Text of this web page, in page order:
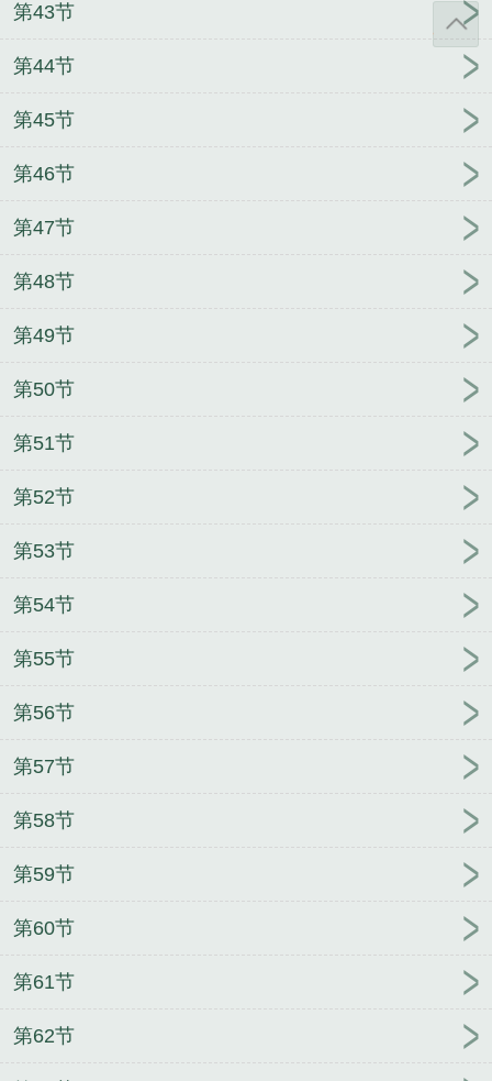
第43节
第44节
第45节
第46节
第47节
第48节
第49节
第50节
第51节
第52节
第53节
第54节
第55节
第56节
第57节
第58节
第59节
第60节
第61节
第62节